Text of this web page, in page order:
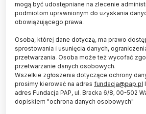
Tzw. turystyka ostatniej szansy
topniejącym lodowcom -
portal Swiss Info, powołując się
opublikowany przez naukowców
Lozannie. Krajobrazy lodowcowe
„zakochane na śmierć” - ostrzegli
mogą być udostępniane na zlecenie
podmiotom uprawnionym do uzyskania
obowiązującego prawa.
Osoba, której dane dotyczą, ma prawo
sprostowania i usunięcia danych,
przetwarzania. Osoba może też wycofać
przetwarzanie danych osobowych.
Wszelkie zgłoszenia dotyczące ochrony
prosimy kierować na adres fundacja@pap.pl
adres Fundacja PAP, ul. Bracka 6/8, 00-502
dopiskiem "ochrona danych osobowych"